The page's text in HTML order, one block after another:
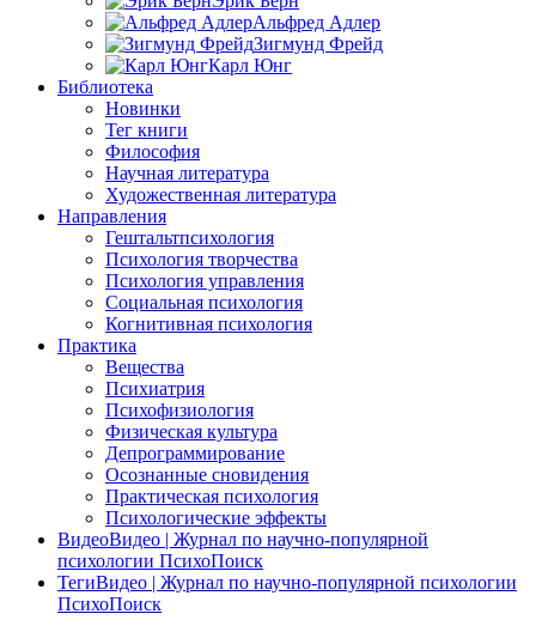
Альфред Адлер
Зигмунд Фрейд
Карл Юнг
Библиотека
Новинки
Тег книги
Философия
Научная литература
Художественная литература
Направления
Гештальтпсихология
Психология творчества
Психология управления
Социальная психология
Когнитивная психология
Практика
Вещества
Психиатрия
Психофизиология
Физическая культура
Депрограммирование
Осознанные сновидения
Практическая психология
Психологические эффекты
ВидеоВидео | Журнал по научно-популярной
психологии ПсихоПоиск
ТегиВидео | Журнал по научно-популярной психологии
ПсихоПоиск